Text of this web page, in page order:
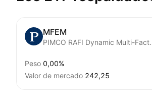
MFEM
PIMCO RAFI
Peso 0,00%
Valor de mercado 242,25